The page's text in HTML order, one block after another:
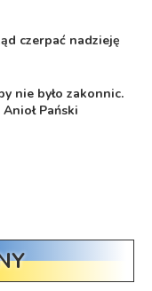
czerpać nadzieję
nie było zakonnic.
Pański